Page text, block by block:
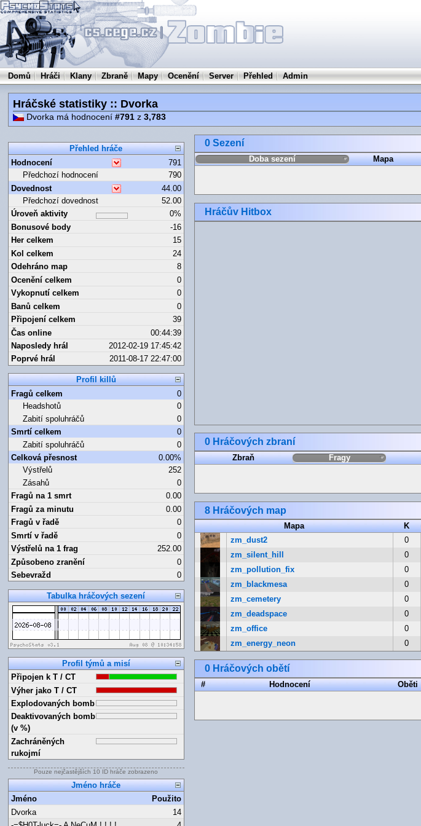
Domů Hráči Klany Zbraně Mapy Ocenění Server Přehled Admin
Hráčské statistiky :: Dvorka
Dvorka má hodnocení #791z 3,783
Přehled hráče
Hodnocení
791
Předchozí hodnocení
790
Dovednost
44.00
Předchozí dovednost
52.00
Úroveň aktivity
0%
Bonusové body
-16
Her celkem
15
Kol celkem
24
Odehráno map
8
Ocenění celkem
0
Vykopnutí celkem
0
Banů celkem
0
Připojení celkem
39
Čas online
00:44:39
Naposledy hrál
2012-02-19 17:45:42
Poprvé hrál
2011-08-17 22:47:00
Profil killů
Fragů celkem
0
Headshotů
0
Zabití spoluhráčů
0
Smrtí celkem
0
Zabití spoluhráčů
0
Celková přesnost
0.00%
Výstřelů
252
Zásahů
0
Fragů na 1 smrt
0.00
Fragů za minutu
0.00
Fragů v řadě
0
Smrtí v řadě
0
Výstřelů na 1 frag
252.00
Způsobeno zranění
0
Sebevražd
0
Tabulka hráčových sezení
Profil týmů a misí
Připojen k T / CT
Výher jako T / CT
Explodovaných bomb
Deaktivovaných bomb
(v %)
Zachráněných
rukojmí
Pouze nejčastějších 10 ID hráče zobrazeno
Jméno hráče
Jméno
Použito
Dvorka
14
0 Sezení
Doba sezení Mapa
Hráčův Hitbox
0 Hráčových zbraní
Zbraň Fragy
8 Hráčových map
Mapa K
zm_dust2
0
zm_silent_hill
0
zm_pollution_fix
0
zm_blackmesa
0
zm_cemetery
0
zm_deadspace
0
zm_office
0
zm_energy_neon
0
0 Hráčových obětí
# Hodnocení Oběti